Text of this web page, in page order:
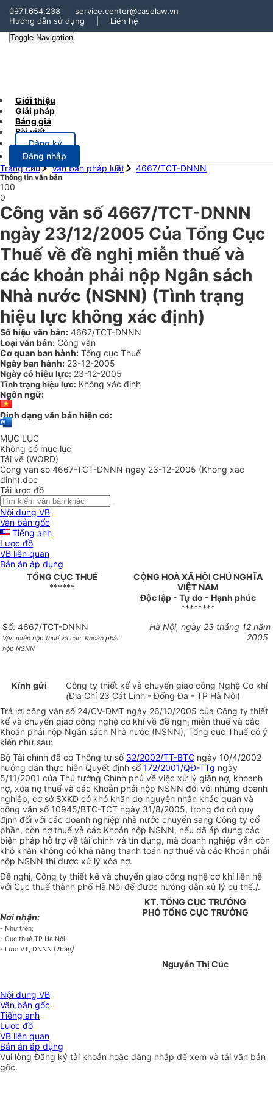
0971.654.238
service.center@caselaw.vn
Hướng dẫn sử dụng
Liên hệ
Toggle Navigation
Giới thiệu
Giải pháp
Bảng giá
Bài viết
Đăng ký
Đăng nhập
Trang chủ
Văn bản pháp luật 4667/TCT-DNNN
Thông tin văn bản
100
0
Công văn số 4667/TCT-DNNN
ngày 23/12/2005 Của Tổng Cục
Thuế về đề nghị miễn thuế và
các khoản phải nộp Ngân sách
Nhà nước (NSNN) (Tình trạng
hiệu lực không xác định)
Số hiệu văn bản: 4667/TCT-DNNN
Loại văn bản: Công văn
Cơ quan ban hành: Tổng cục Thuế
Ngày ban hành: 23-12-2005
Ngày có hiệu lực: 23-12-2005
Tình trạng hiệu lực: Không xác định
Ngôn ngữ:
Định dạng văn bản hiện có:
MỤC LỤC
Không có mục lục
Tải về (WORD)
Cong van so 4667-TCT-DNNN ngay 23-12-2005 (Khong xac
dinh).doc
Tải lược đồ
Nội dung VB
Văn bản gốc
Tiếng anh
Lược đồ
VB liên quan
Bản án áp dụng
TỔNG CỤC THUẾ
******
CỘNG HOÀ XÃ HỘI CHỦ NGHĨA
VIỆT NAM
Độc lập - Tự do - Hạnh phúc
********
Số: 4667/TCT-DNNN
V/v: miễn nộp thuế và các Khoản phải
nộp NSNN
Hà Nội, ngày 23 tháng 12 năm
2005
Kính gửi
Công ty thiết kế và chuyển giao công Nghệ Cơ khí
(Địa Chỉ 23 Cát Linh - Đống Đa - TP Hà Nội)
Trả lời công văn số 24/CV-DMT ngày 26/10/2005 của Công ty thiết
kế và chuyển giao công nghệ cơ khí về đề nghị miễn thuế và các
Khoản phải nộp Ngân sách Nhà nước (NSNN), Tổng cục Thuế có ý
kiến như sau:
Bộ Tài chính đã có Thông tư số 32/2002/TT-BTC ngày 10/4/2002
hướng dẫn thực hiện Quyết định số172/2001/QĐ-TTg ngày
5/11/2001 của Thủ tướng Chính phủ về việc xử lý giãn nợ, khoanh
nợ, xóa nợ thuế và các Khoản phải nộp NSNN đối với những doanh
nghiệp, cơ sở SXKD có khó khăn do nguyên nhân khác quan và
công văn số 10945/BTC-TCT ngày 31/8/2005, trong đó có quy
định đối với các doanh nghiệp nhà nước chuyển sang Công ty cổ
phần, còn nợ thuế và các Khoản nộp NSNN, nếu đã áp dụng các
biện pháp hỗ trợ về tài chính và tín dụng, mà doanh nghiệp vẫn còn
khó khăn không có khả năng thanh toán nợ thuế và các Khoản phải
nộp NSNN thì được xử lý xóa nợ.
Đề nghị, Công ty thiết kế và chuyển giao công nghệ cơ khí liên hệ
với Cục thuế thành phố Hà Nội để được hướng dẫn xử lý cụ thể./.
Nơi nhận:
- Như trên;
- Cục thuế TP Hà Nội;
- Lưu: VT, DNNN (2bản)
KT. TỔNG CỤC TRƯỞNG
PHÓ TỔNG CỤC TRƯỞNG
Nguyễn Thị Cúc
Nội dung VB
Văn bản gốc
Tiếng anh
Lược đồ
VB liên quan
Bản án áp dụng
Vui lòngĐăng ký tài khoản hoặc đăng nhập để xem và tải văn bản
gốc.